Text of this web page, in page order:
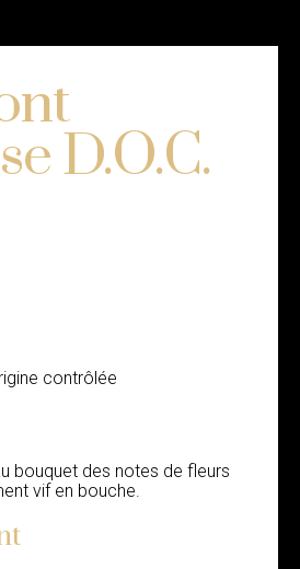
D.O.C.
contrôlée
bouquet des notes de fleurs
vif en bouche.